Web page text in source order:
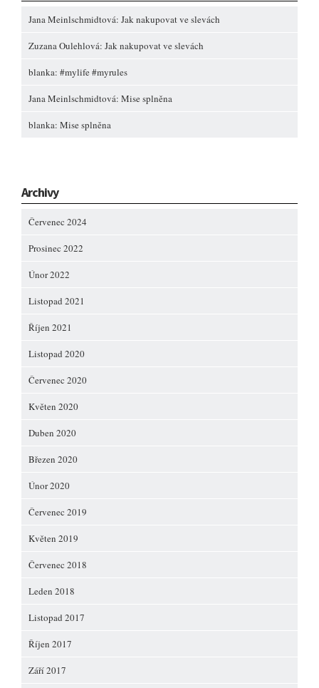
Jana Meinlschmidtová: Jak nakupovat ve slevách
Zuzana Oulehlová: Jak nakupovat ve slevách
blanka: #mylife #myrules
Jana Meinlschmidtová: Mise splněna
blanka: Mise splněna
Archivy
Červenec 2024
Prosinec 2022
Únor 2022
Listopad 2021
Říjen 2021
Listopad 2020
Červenec 2020
Květen 2020
Duben 2020
Březen 2020
Únor 2020
Červenec 2019
Květen 2019
Červenec 2018
Leden 2018
Listopad 2017
Říjen 2017
Září 2017